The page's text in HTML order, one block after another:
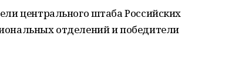
центрального штаба Российских
отделений и победители